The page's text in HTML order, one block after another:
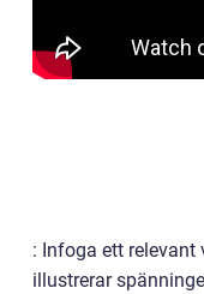
: Infoga ett
illustrerar